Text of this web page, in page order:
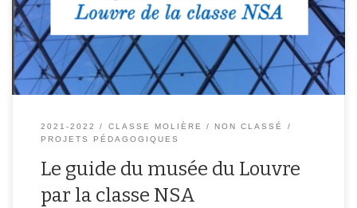
avec Book Creator https://read.bookcreator.com
2021-2022 CLASSE MOLIÈRE
NON CLASSÉ
PROJETS PÉDAGOGIQUES
Le guide du musée du Louvre
par la classe NSA